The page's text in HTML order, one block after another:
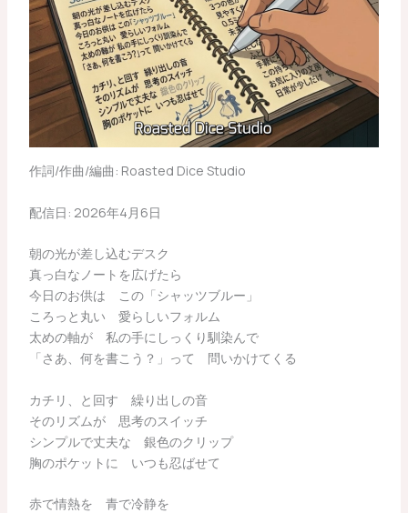
作詞/作曲/編曲: Roasted Dice Studio
配信日: 2026年4月6日
朝の光が差し込むデスク
真っ白なノートを広げたら
今日のお供は この「シャッツブルー」
ころっと丸い 愛らしいフォルム
太めの軸が 私の手にしっくり馴染んで
「さあ、何を書こう？」って 問いかけてくる
カチリ、と回す 繰り出しの音
そのリズムが 思考のスイッチ
シンプルで丈夫な 銀色のクリップ
胸のポケットに いつも忍ばせて
赤で情熱を 青で冷静を